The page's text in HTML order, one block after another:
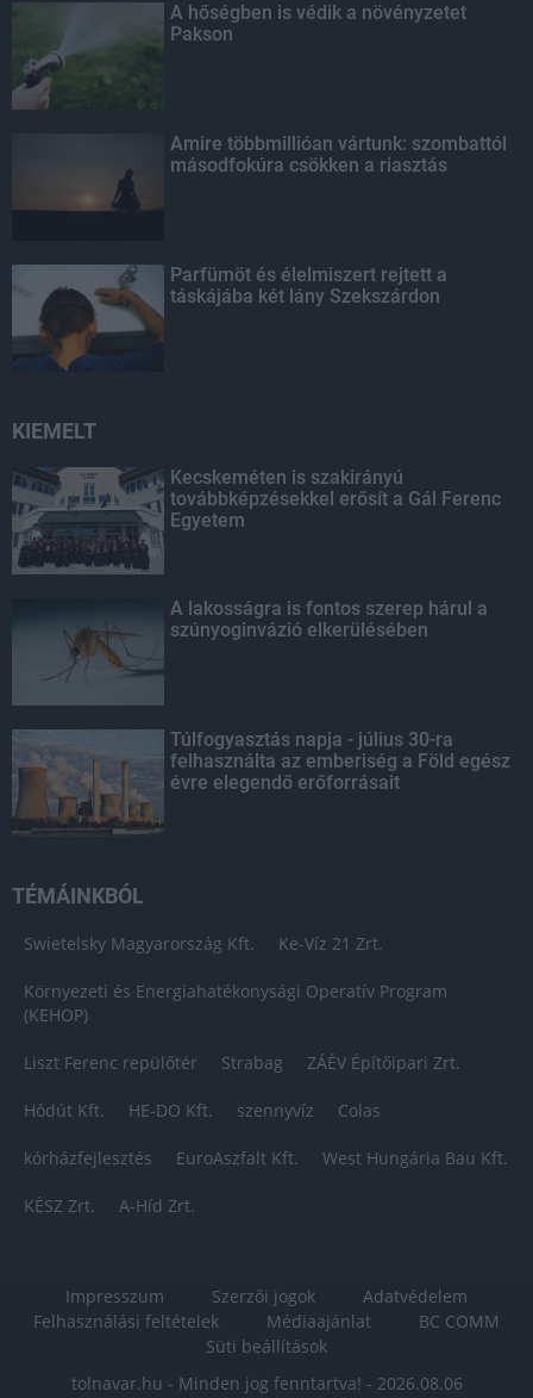
A hőségben is védik a növényzetet
Pakson
Amire többmillióan vártunk: szombattól
másodfokúra csökken a riasztás
Parfümöt és élelmiszert rejtett a
táskájába két lány Szekszárdon
KIEMELT
Kecskeméten is szakirányú
továbbképzésekkel erősít a Gál Ferenc
Egyetem
A lakosságra is fontos szerep hárul a
szúnyoginvázió elkerülésében
Túlfogyasztás napja - július 30-ra
felhasználta az emberiség a Föld egész
évre elegendő erőforrásait
TÉMÁINKBÓL
Swietelsky Magyarország Kft. Ke-Víz 21 Zrt.
Környezeti és Energiahatékonysági Operatív Program
(KEHOP)
Liszt Ferenc repülőtér Strabag ZÁÉV Építőipari Zrt.
Hódút Kft. HE-DO Kft. szennyvíz Colas
kórházfejlesztés EuroAszfalt Kft. West Hungária Bau Kft.
KÉSZ Zrt. A-Híd Zrt.
Impresszum Szerzői jogok
Adatvédelem
Felhasználási feltételek
Médiaajánlat
BC COMM
Süti beállítások
tolnavar.hu - Minden jog fenntartva! - 2026.08.06